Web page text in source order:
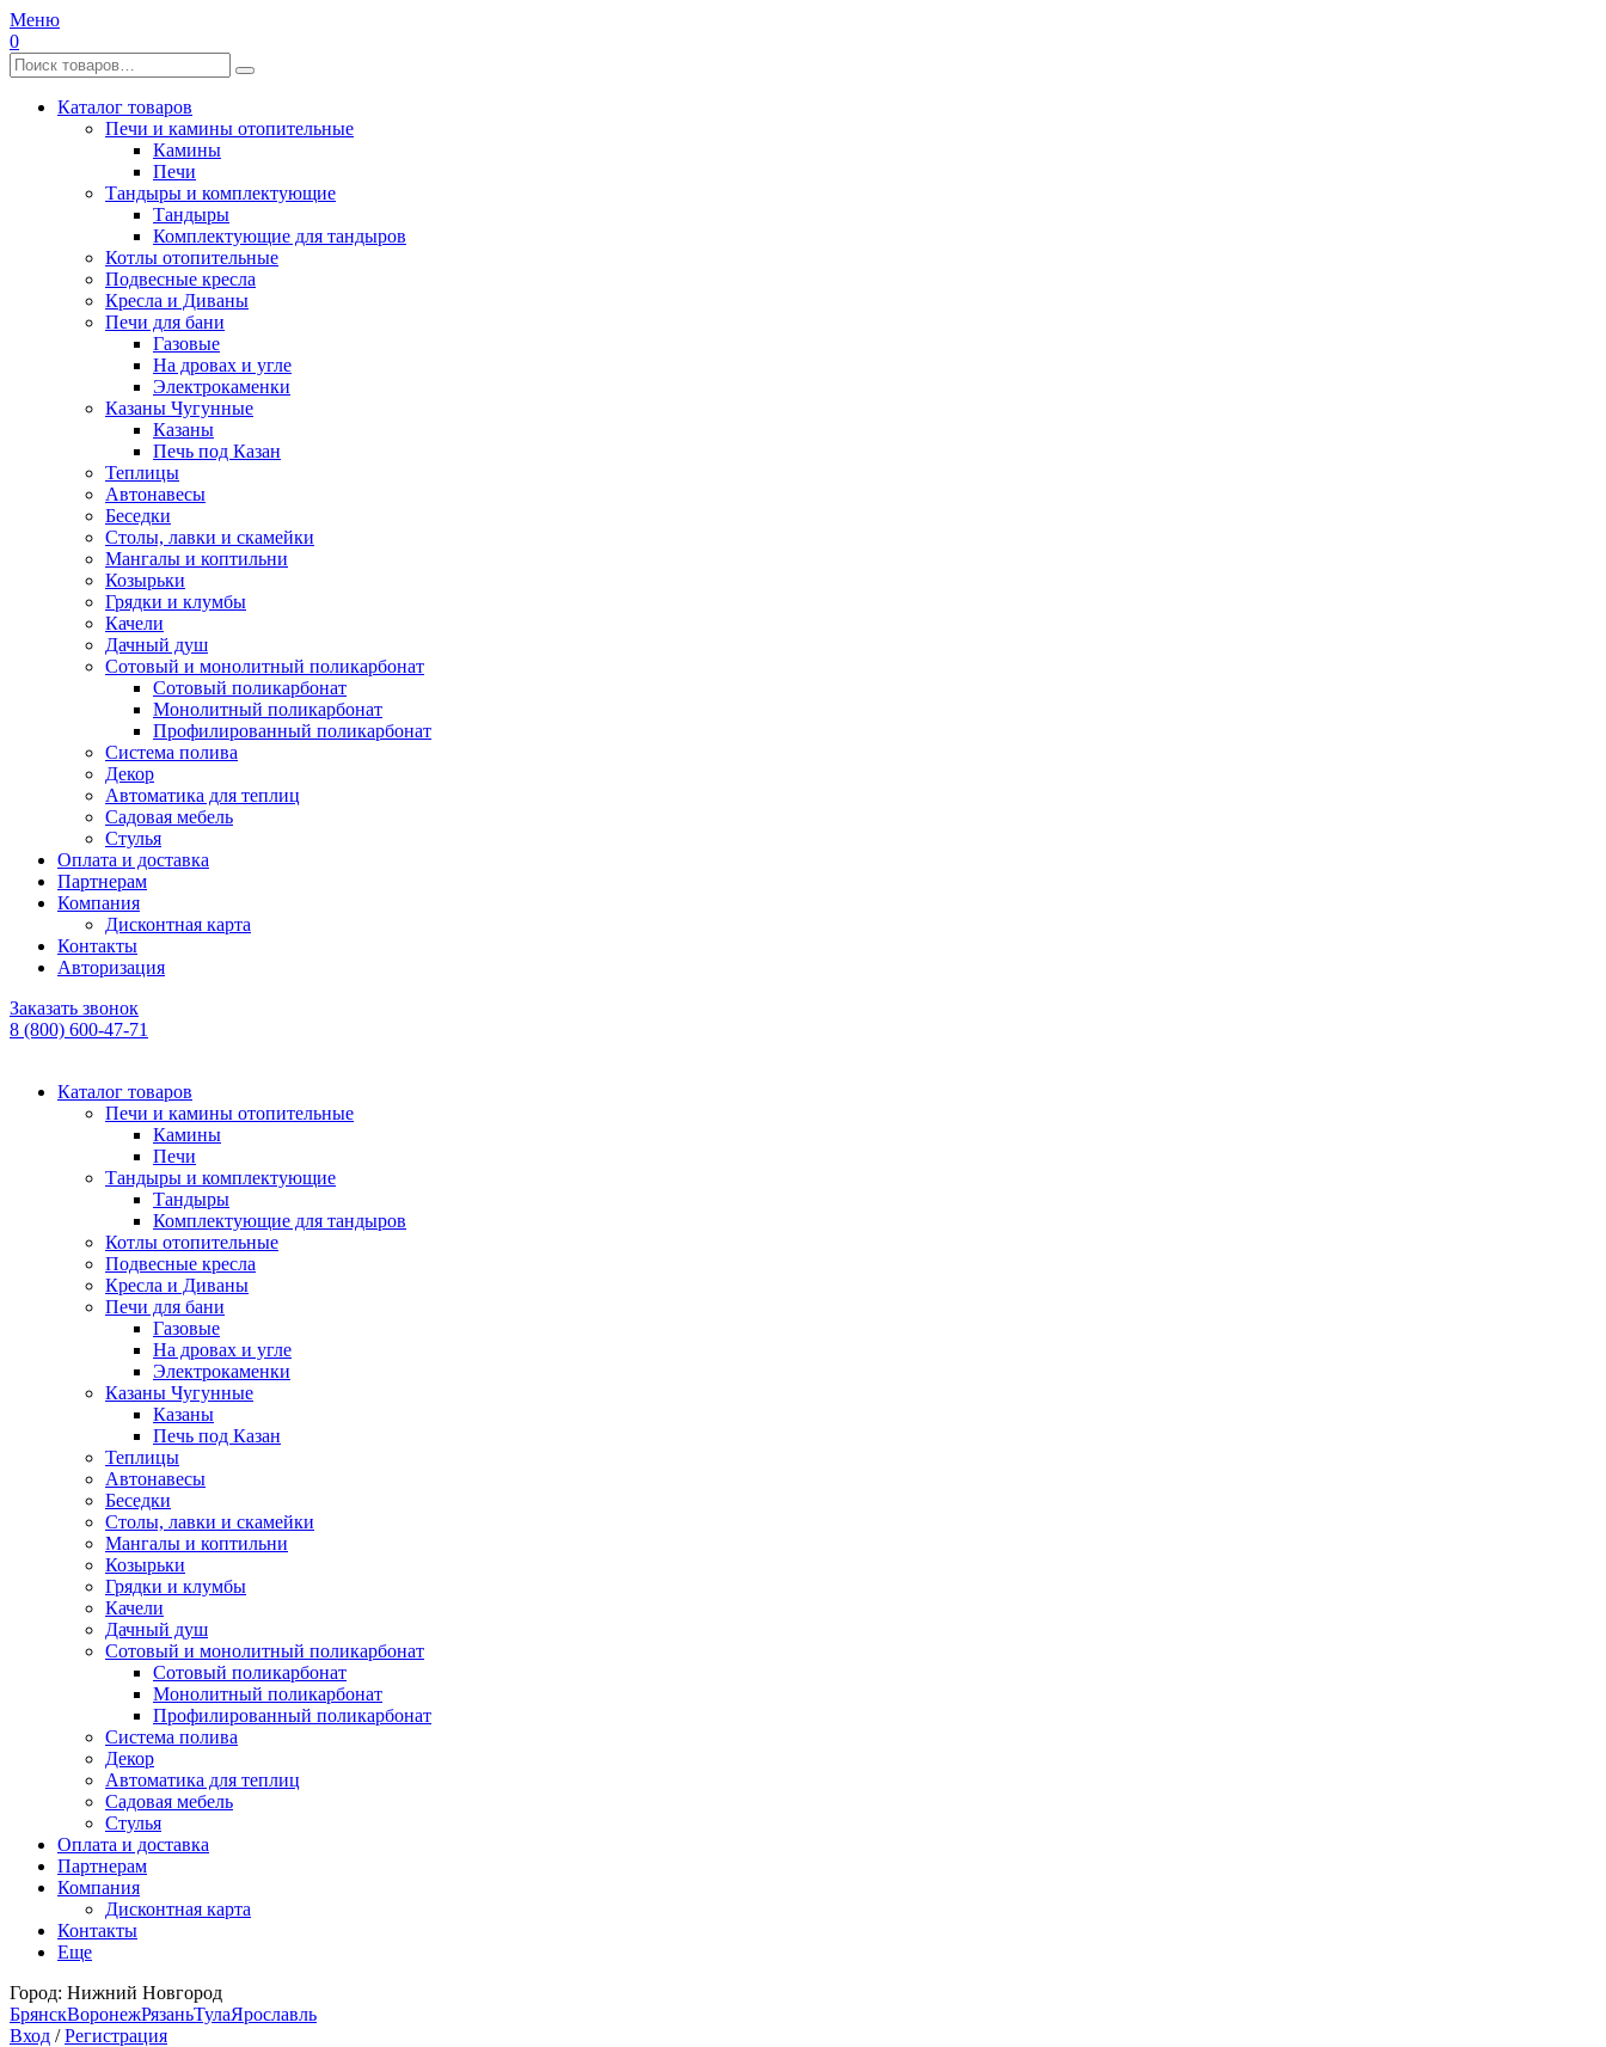
Меню
0
Каталог товаров
Печи и камины отопительные
Камины
Печи
Тандыры и комплектующие
Тандыры
Комплектующие для тандыров
Котлы отопительные
Подвесные кресла
Кресла и Диваны
Печи для бани
Газовые
На дровах и угле
Электрокаменки
Казаны Чугунные
Казаны
Печь под Казан
Теплицы
Автонавесы
Беседки
Столы, лавки и скамейки
Мангалы и коптильни
Козырьки
Грядки и клумбы
Качели
Дачный душ
Сотовый и монолитный поликарбонат
Сотовый поликарбонат
Монолитный поликарбонат
Профилированный поликарбонат
Система полива
Декор
Автоматика для теплиц
Садовая мебель
Стулья
Оплата и доставка
Партнерам
Компания
Дисконтная карта
Контакты
Авторизация
Заказать звонок
8 (800) 600-47-71
Каталог товаров
Печи и камины отопительные
Камины
Печи
Тандыры и комплектующие
Тандыры
Комплектующие для тандыров
Котлы отопительные
Подвесные кресла
Кресла и Диваны
Печи для бани
Газовые
На дровах и угле
Электрокаменки
Казаны Чугунные
Казаны
Печь под Казан
Теплицы
Автонавесы
Беседки
Столы, лавки и скамейки
Мангалы и коптильни
Козырьки
Грядки и клумбы
Качели
Дачный душ
Сотовый и монолитный поликарбонат
Сотовый поликарбонат
Монолитный поликарбонат
Профилированный поликарбонат
Система полива
Декор
Автоматика для теплиц
Садовая мебель
Стулья
Оплата и доставка
Партнерам
Компания
Дисконтная карта
Контакты
Еще
Город: Нижний Новгород
БрянскВоронежРязаньТулаЯрославль
Вход / Регистрация